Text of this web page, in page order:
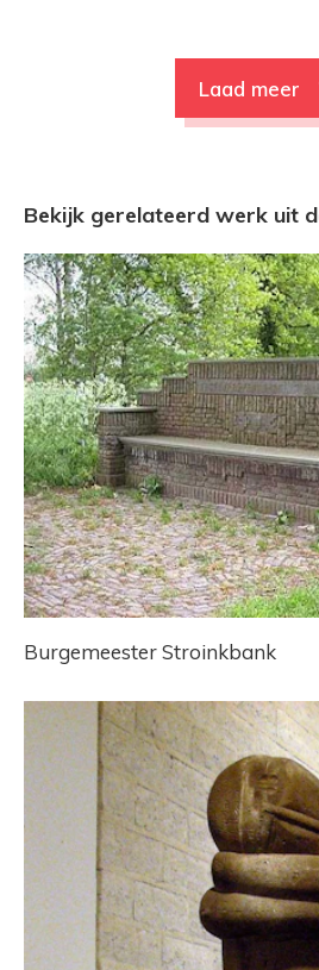
Laad meer
Bekijk gerelateerd werk uit
Burgemeester Stroinkbank